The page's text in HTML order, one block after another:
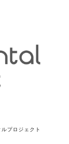
プロジェクト